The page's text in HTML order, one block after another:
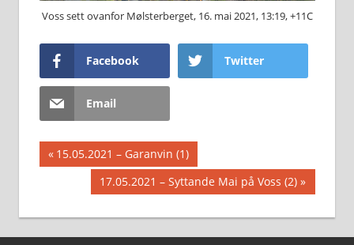
Voss sett ovanfor Mølsterberget, 16. mai 2021, 13:19, +11C
Facebook Twitter
Email
Innleggsnavigasjon
Previous
Post:
15.05.2021 – Garanvin (1)
Next
Post:
17.05.2021 – Syttande Mai på Voss (2)